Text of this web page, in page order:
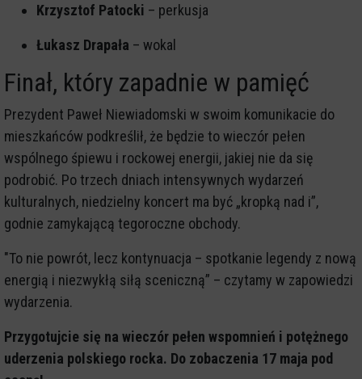
Krzysztof Patocki – perkusja
Łukasz Drapała – wokal
Finał, który zapadnie w pamięć
Prezydent Paweł Niewiadomski w swoim komunikacie do
mieszkańców podkreślił, że będzie to wieczór pełen
wspólnego śpiewu i rockowej energii, jakiej nie da się
podrobić. Po trzech dniach intensywnych wydarzeń
kulturalnych, niedzielny koncert ma być „kropką nad i”,
godnie zamykającą tegoroczne obchody.
"To nie powrót, lecz kontynuacja – spotkanie legendy z nową
energią i niezwykłą siłą sceniczną” – czytamy w zapowiedzi
wydarzenia.
Przygotujcie się na wieczór pełen wspomnień i potężnego
uderzenia polskiego rocka. Do zobaczenia 17 maja pod